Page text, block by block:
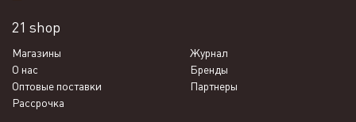
21 shop
Магазины
Журнал
О нас
Бренды
Оптовые поставки
Партнеры
Рассрочка